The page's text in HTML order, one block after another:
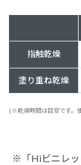
指触乾燥
塗り重ね乾燥
{※乾燥時間は目安です。
※「Hiビニレッ